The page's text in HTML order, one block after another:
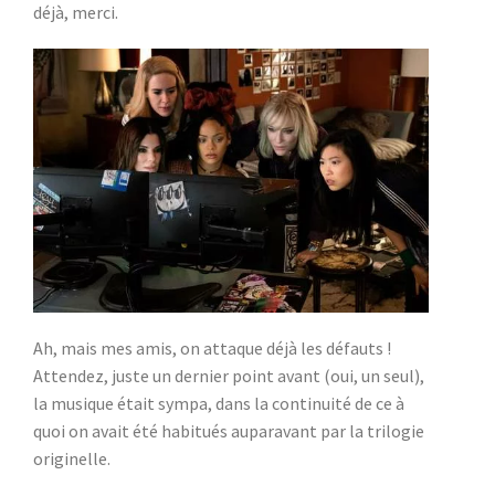
déjà, merci.
Ah, mais mes amis, on attaque déjà les défauts !
Attendez, juste un dernier point avant (oui, un seul),
la musique était sympa, dans la continuité de ce à
quoi on avait été habitués auparavant par la trilogie
originelle.